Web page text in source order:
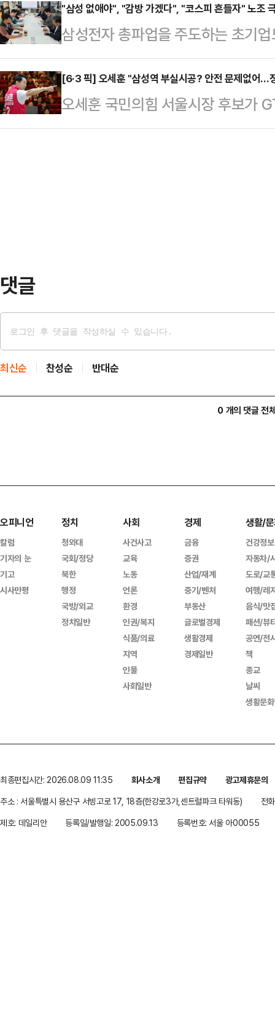
에는 신중론을 유지하면서도 삼성
압박했다. 전체 흐름은 원론적 자
최후통첩 → 조건부 …
총파업 위기를 앞두고 세종 중앙노
나라로2020년 5월 18일의 이재용
파기환송심이 진행 중인 피고인이
랙)를 활용해 외국인 입국이 사실
태 이후 중국을 찾은 글로벌 기업
해외 …
"삼성 없애야", "감방 가겠다", "코스피 흔들자" 노조
삼성전자 총파업을 주도하는 초기
다", "코스피를 흔들어보자", "감방
오며 파장이 커지고 있다. 정부가
론하는 가운데, 노조 지도부와 일부
협상 국면이 더욱 험악해지는 분위
[6·3 픽] 오세훈 "삼성역 부실시공? 안전 문제없어…
오세훈 국민의힘 서울시장 후보가
근 누락 등 부실시공 의혹에 대해
댓글
최신순 찬성순 반대순
0 개의 댓글 전
오피니언
칼럼
기자의 눈
기고
시사만평
정치
청와대
국회/정당
북한
행정
국방/외교
정치일반
사회
사건사고
교육
노동
언론
환경
인권/복지
식품/의료
지역
인물
사회일반
경제
금융
증권
산업/재계
중기/벤처
부동산
글로벌경제
생활경제
경제일반
생활/
건강정보
자동차/
도로/교
여행/레
음식/맛
패션/뷰
공연/전
책
종교
날씨
생활문
최종편집시간: 2026.08.09 11:35 회사소개 편집규약
광고제휴문의
주소 : 서울특별시 용산구 서빙고로 17, 18층(한강로3가,센트럴파크 타워동)
전
제호: 데일리안
등록일/발행일: 2005.09.13 등록번호: 서울 아00055